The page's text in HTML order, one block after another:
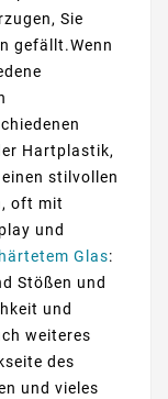
Sie
gefällt.Wenn
Hartplastik,
stilvollen
oft mit
und
Glas:
Stößen und
und
weiteres
des
und vieles